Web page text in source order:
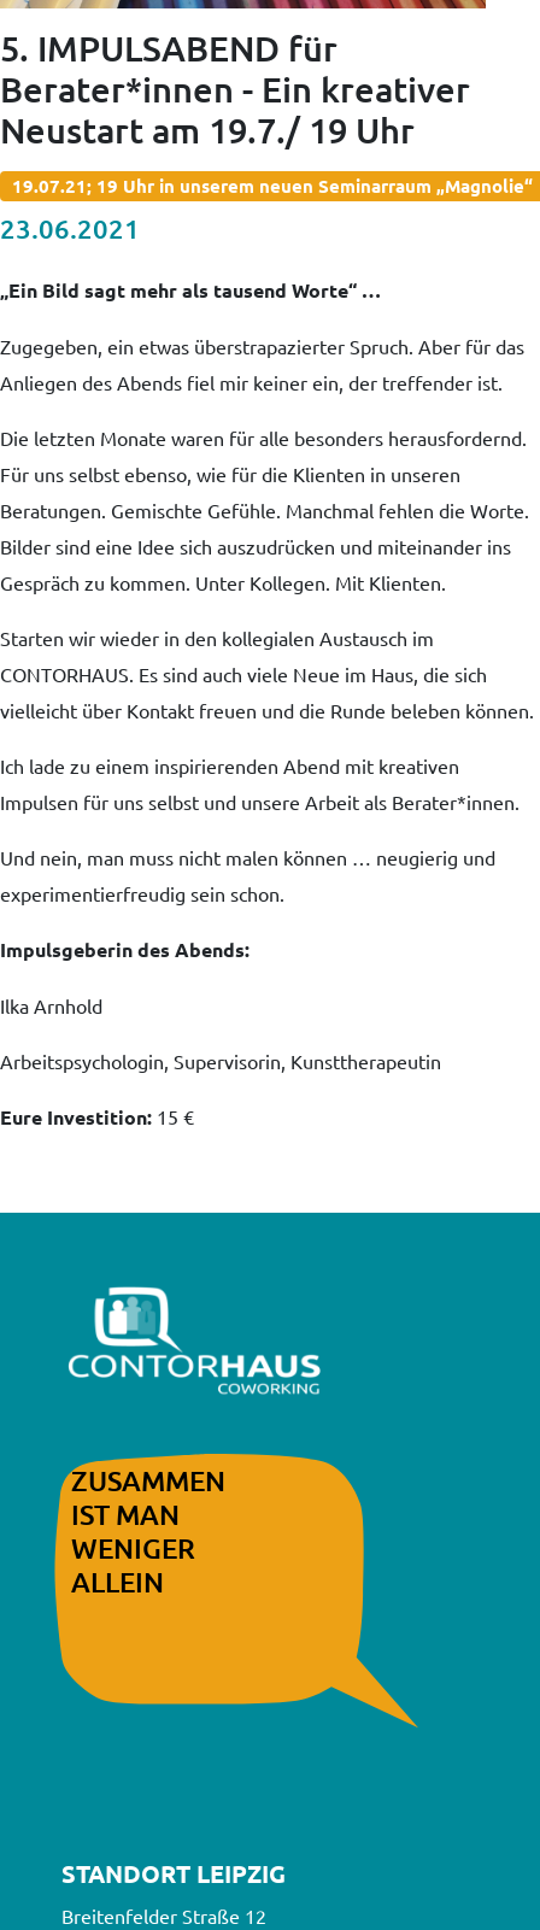
5. IMPULSABEND für
Berater*innen - Ein kreativer
Neustart am 19.7./ 19 Uhr
19.07.21; 19 Uhr in unserem neuen Seminarraum „Magnolie“
23.06.2021
„Ein Bild sagt mehr als tausend Worte“ …
Zugegeben, ein etwas überstrapazierter Spruch. Aber für das
Anliegen des Abends fiel mir keiner ein, der treffender ist.
Die letzten Monate waren für alle besonders herausfordernd.
Für uns selbst ebenso, wie für die Klienten in unseren
Beratungen. Gemischte Gefühle. Manchmal fehlen die Worte.
Bilder sind eine Idee sich auszudrücken und miteinander ins
Gespräch zu kommen. Unter Kollegen. Mit Klienten.
Starten wir wieder in den kollegialen Austausch im
CONTORHAUS. Es sind auch viele Neue im Haus, die sich
vielleicht über Kontakt freuen und die Runde beleben können.
Ich lade zu einem inspirierenden Abend mit kreativen
Impulsen für uns selbst und unsere Arbeit als Berater*innen.
Und nein, man muss nicht malen können … neugierig und
experimentierfreudig sein schon.
Impulsgeberin des Abends:
Ilka Arnhold
Arbeitspsychologin, Supervisorin, Kunsttherapeutin
Eure Investition: 15 €
ZUSAMMEN
IST MAN
WENIGER
ALLEIN
STANDORT LEIPZIG
Breitenfelder Straße 12